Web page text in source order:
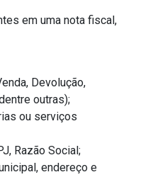
em uma nota fiscal,
Devolução,
outras);
ou serviços
Razão Social;
endereço e